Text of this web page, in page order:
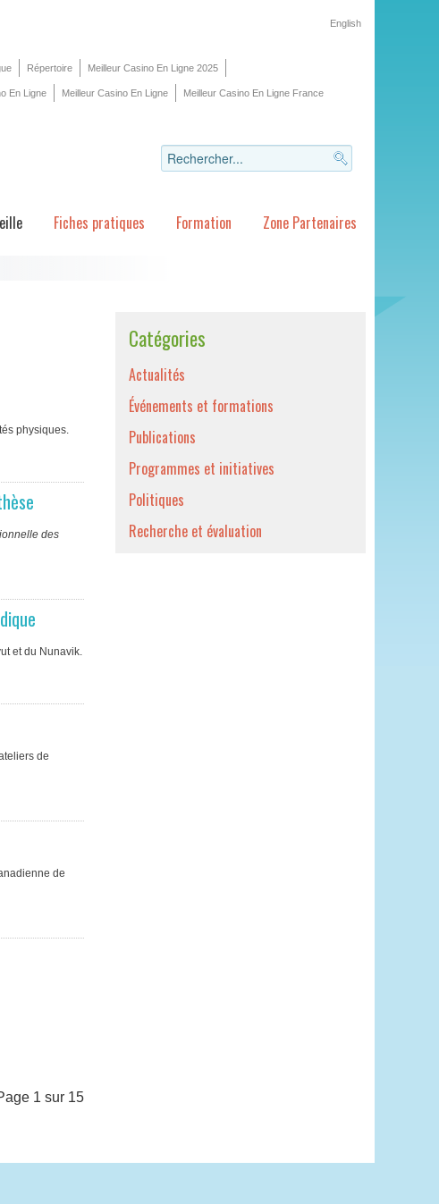
English
Répertoire Meilleur Casino En Ligne 2025
En Ligne Meilleur Casino En Ligne Meilleur Casino En Ligne France
Fiches pratiques Formation Zone Partenaires
physiques.
des
et du Nunavik.
de
de
1 sur 15
Catégories
Actualités
Événements et formations
Publications
Programmes et initiatives
Politiques
Recherche et évaluation